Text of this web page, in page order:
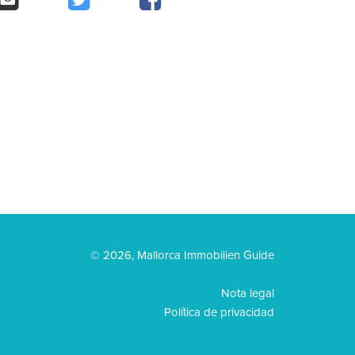
© 2026, Mallorca Immobilien Guide
Nota legal
Política de privacidad